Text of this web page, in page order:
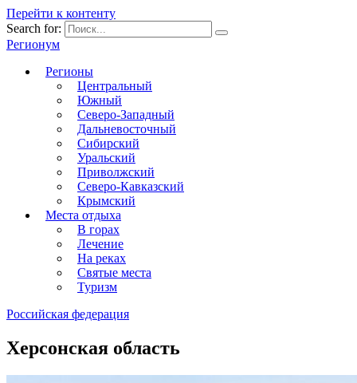
Перейти к контенту
Search for:
Регионум
Регионы
Центральный
Южный
Северо-Западный
Дальневосточный
Сибирский
Уральский
Приволжский
Северо-Кавказский
Крымский
Места отдыха
В горах
Лечение
На реках
Святые места
Туризм
Российская федерация
Херсонская область